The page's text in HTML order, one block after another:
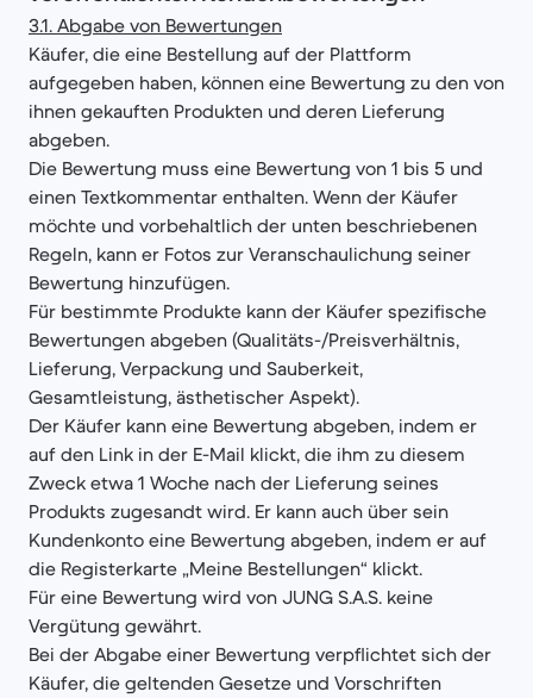
3.1. Abgabe von Bewertungen
Käufer, die eine Bestellung auf der Plattform
aufgegeben haben, können eine Bewertung zu den von
ihnen gekauften Produkten und deren Lieferung
abgeben.
Die Bewertung muss eine Bewertung von 1 bis 5 und
einen Textkommentar enthalten. Wenn der Käufer
möchte und vorbehaltlich der unten beschriebenen
Regeln, kann er Fotos zur Veranschaulichung seiner
Bewertung hinzufügen.
Für bestimmte Produkte kann der Käufer spezifische
Bewertungen abgeben (Qualitäts-/Preisverhältnis,
Lieferung, Verpackung und Sauberkeit,
Gesamtleistung, ästhetischer Aspekt).
Der Käufer kann eine Bewertung abgeben, indem er
auf den Link in der E-Mail klickt, die ihm zu diesem
Zweck etwa 1 Woche nach der Lieferung seines
Produkts zugesandt wird. Er kann auch über sein
Kundenkonto eine Bewertung abgeben, indem er auf
die Registerkarte „Meine Bestellungen“ klickt.
Für eine Bewertung wird von JUNG S.A.S. keine
Vergütung gewährt.
Bei der Abgabe einer Bewertung verpflichtet sich der
Käufer, die geltenden Gesetze und Vorschriften